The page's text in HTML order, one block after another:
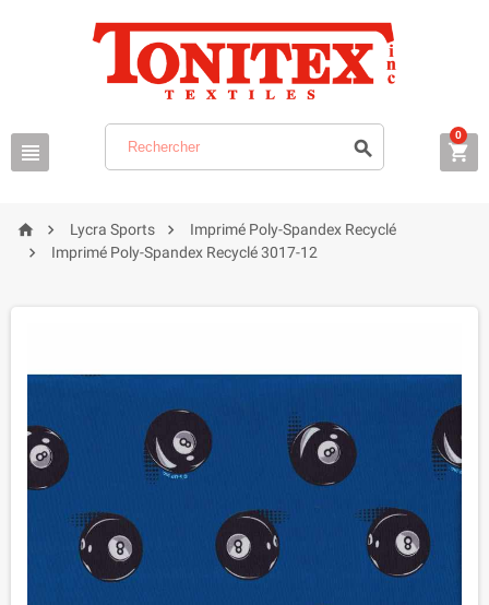
  
0
  Lycra Sports  Imprimé Poly-Spandex Recyclé
 Imprimé Poly-Spandex Recyclé 3017-12